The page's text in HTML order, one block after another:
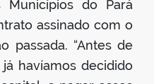
Municípios do Pará
assinado com o
passada. “Antes de
havíamos decidido